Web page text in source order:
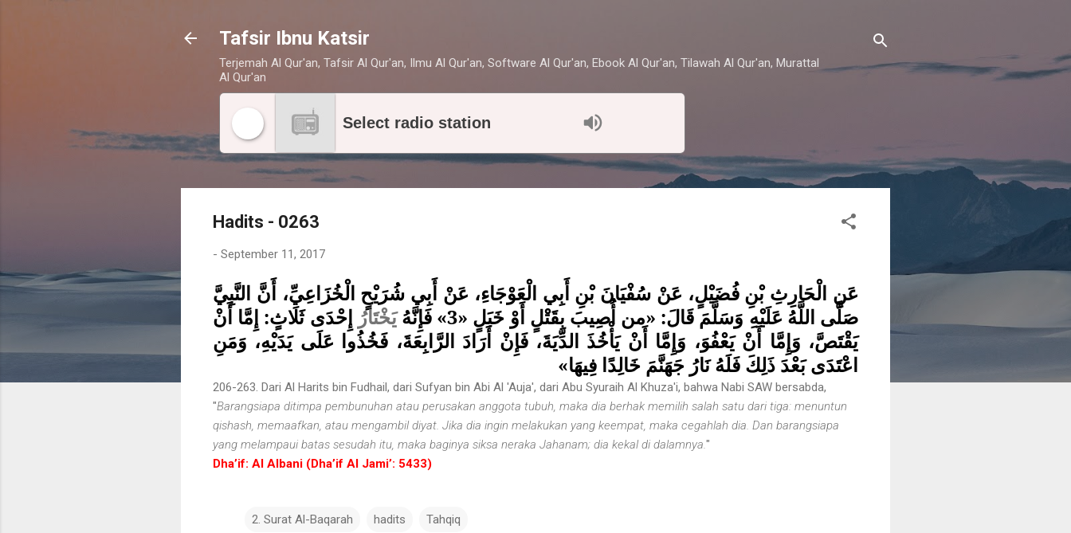
Tafsir Ibnu Katsir
Terjemah Al Qur'an, Tafsir Al Qur'an, Ilmu Al Qur'an, Software Al Qur'an, Ebook Al Qur'an, Tilawah Al Qur'an, Murattal
Al Qur'an
Select radio station
Hadits - 0263
- September 11, 2017
عَنِ الْحَارِثِ بْنِ فُضَيْلٍ، عَنْ سُفْيَانَ بْنِ أَبِي الْعَوْجَاءِ، عَنْ أَبِي شُرَيْحٍ الْخُزَاعِيِّ، أَنَّ النَّبِيَّ
صَلَّى اللَّهُ عَلَيْهِ وَسَلَّمَ قَالَ: «من أُصِيبَ بِقَتْلٍ أَوْ خَبَلٍ «3» فَإِنَّهُ
يَخْتَارُ إِحْدَى ثَلَاثٍ: إِمَّا أَنْ
يَقْتَصَّ، وَإِمَّا أَنْ يَعْفُوَ، وَإِمَّا أَنْ يَأْخُذَ الدِّيَةَ، فَإِنْ أَرَادَ الرَّابِعَةَ، فَخُذُوا عَلَى يَدَيْهِ، وَمَنِ
اعْتَدَى بَعْدَ ذَلِكَ فَلَهُ نَارُ جَهَنَّمَ خَالِدًا فِيهَا»
206-263. Dari Al Harits bin Fudhail, dari Sufyan bin Abi Al 'Auja', dari Abu Syuraih Al Khuza'i, bahwa Nabi SAW bersabda,
"Barangsiapa ditimpa pembunuhan atau perusakan anggota tubuh, maka dia berhak memilih salah satu dari tiga: menuntun
qishash, memaafkan, atau mengambil diyat. Jika dia ingin melakukan yang keempat, maka cegahlah dia. Dan barangsiapa
yang melampaui batas sesudah itu, maka baginya siksa neraka Jahanam; dia kekal di dalamnya. "
Dha’if: Al Albani (Dha’if Al Jami’: 5433)
2. Surat Al-Baqarah hadits Tahqiq